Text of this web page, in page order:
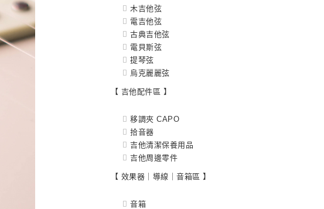
木吉他弦
電吉他弦
古典吉他弦
電貝斯弦
提琴弦
烏克麗麗弦
【 吉他配件區 】
移調夾 CAPO
拾音器
吉他清潔保養用品
吉他周邊零件
【 效果器｜導線｜音箱區 】
音箱